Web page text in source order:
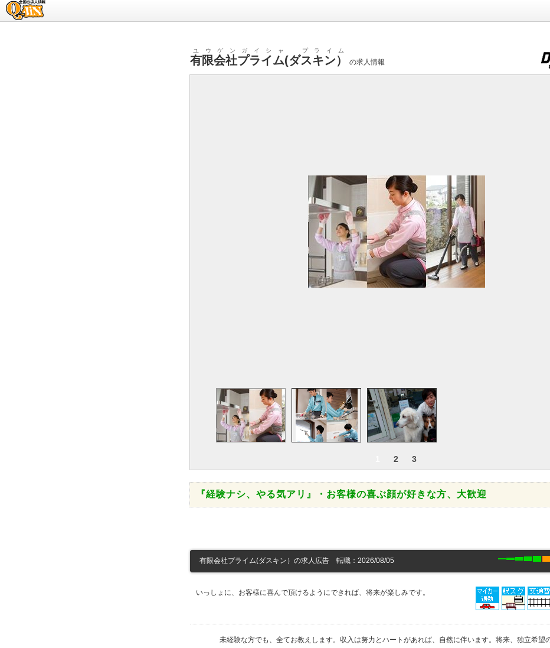
有限会社プライム(ダスキン）
ユウゲンガイシャ プライム
の求人情報
求人情報のQ-JiN
2 3
『経験ナシ、やる気アリ』・お客様の喜ぶ顔が好きな方、大歓迎
有限会社プライム(ダスキン）の求人広告 転職：2026/08/05
いっしょに、お客様に喜んで頂けるようにできれば、将来が楽しみです。
未経験な方でも、全てお教えします。収入は努力とハートがあれば、自然に伴います。将来、独立希望